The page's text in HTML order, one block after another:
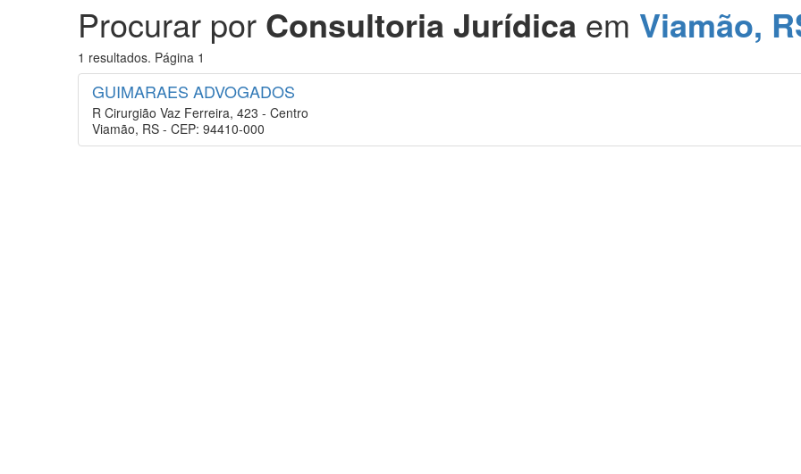
Procurar por Consultoria Jurídica em Viamão,
1 resultados. Página 1
GUIMARAES ADVOGADOS
R Cirurgião Vaz Ferreira, 423 - Centro
Viamão, RS - CEP: 94410-000